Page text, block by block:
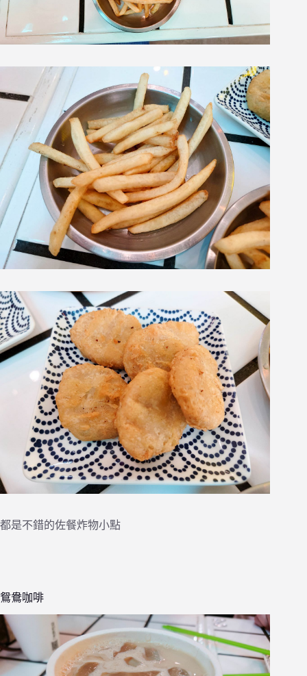
都是不錯的佐餐炸物小點
鴛鴦咖啡